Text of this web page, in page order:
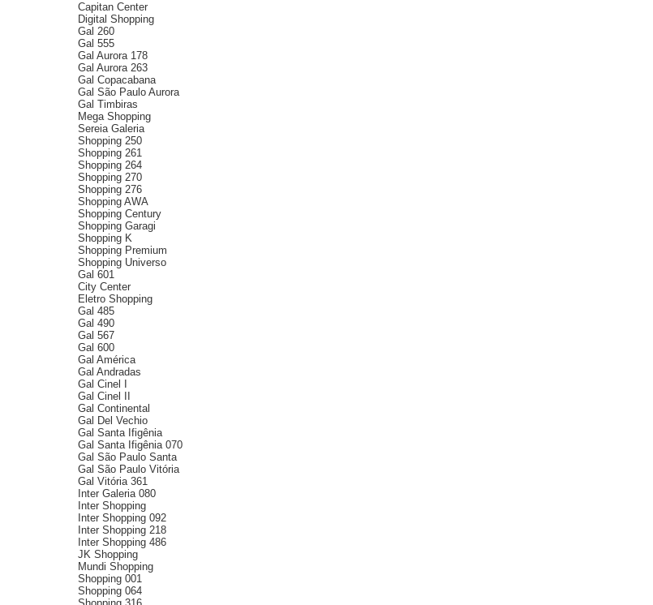
Capitan Center
Digital Shopping
Gal 260
Gal 555
Gal Aurora 178
Gal Aurora 263
Gal Copacabana
Gal São Paulo Aurora
Gal Timbiras
Mega Shopping
Sereia Galeria
Shopping 250
Shopping 261
Shopping 264
Shopping 270
Shopping 276
Shopping AWA
Shopping Century
Shopping Garagi
Shopping K
Shopping Premium
Shopping Universo
Gal 601
City Center
Eletro Shopping
Gal 485
Gal 490
Gal 567
Gal 600
Gal América
Gal Andradas
Gal Cinel I
Gal Cinel II
Gal Continental
Gal Del Vechio
Gal Santa Ifigênia
Gal Santa Ifigênia 070
Gal São Paulo Santa
Gal São Paulo Vitória
Gal Vitória 361
Inter Galeria 080
Inter Shopping
Inter Shopping 092
Inter Shopping 218
Inter Shopping 486
JK Shopping
Mundi Shopping
Shopping 001
Shopping 064